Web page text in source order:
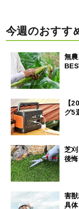
今週のおすす
無
【
グ5
芝
後
害
具